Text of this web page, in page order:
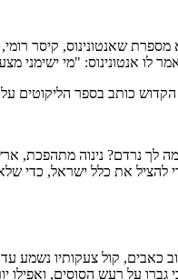
שאנטונינוס, קיסר
לו אנטונינוס: "מי ישימני
כותב בספר הליקוטים על
לך נרדם? נינוה
להציל את כלל ישראל,
כאבים, קול צעקותיו
על רעש הסוסים, ואפילו